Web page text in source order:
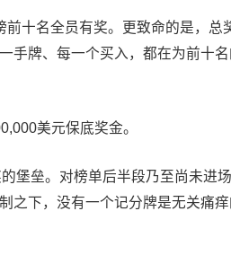
十名全员有奖。更致命的是，总
手牌、每一个买入，都在为前十
美元保底奖金。
堡垒。对榜单后半段乃至尚未进
之下，没有一个记分牌是无关痛